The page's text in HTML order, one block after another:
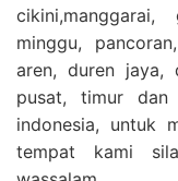
minggu,
aren, duren jaya,
pusat, timur
indonesia, untuk
tempat kami